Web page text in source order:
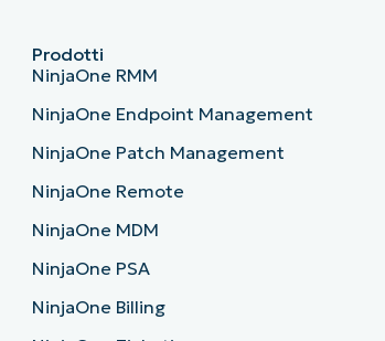
Prodotti
NinjaOne RMM
NinjaOne Endpoint Management
NinjaOne Patch Management
NinjaOne Remote
NinjaOne MDM
NinjaOne PSA
NinjaOne Billing